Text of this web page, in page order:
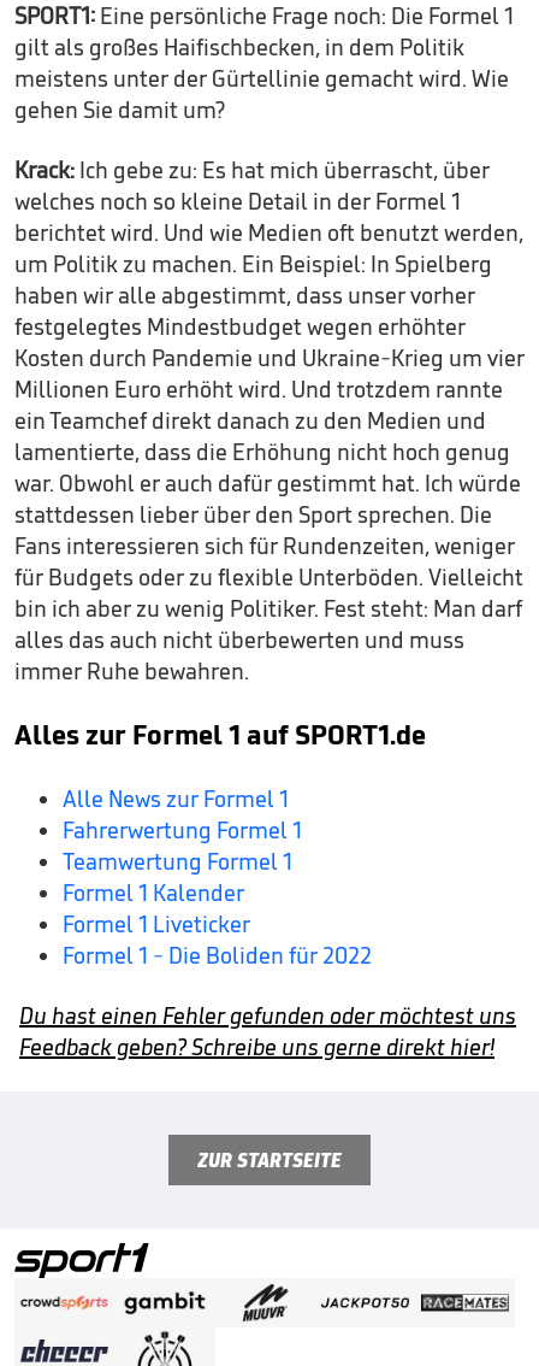
SPORT1: Eine persönliche Frage noch: Die Formel 1
gilt als großes Haifischbecken, in dem Politik
meistens unter der Gürtellinie gemacht wird. Wie
gehen Sie damit um?
Krack: Ich gebe zu: Es hat mich überrascht, über
welches noch so kleine Detail in der Formel 1
berichtet wird. Und wie Medien oft benutzt werden,
um Politik zu machen. Ein Beispiel: In Spielberg
haben wir alle abgestimmt, dass unser vorher
festgelegtes Mindestbudget wegen erhöhter
Kosten durch Pandemie und Ukraine-Krieg um vier
Millionen Euro erhöht wird. Und trotzdem rannte
ein Teamchef direkt danach zu den Medien und
lamentierte, dass die Erhöhung nicht hoch genug
war. Obwohl er auch dafür gestimmt hat. Ich würde
stattdessen lieber über den Sport sprechen. Die
Fans interessieren sich für Rundenzeiten, weniger
für Budgets oder zu flexible Unterböden. Vielleicht
bin ich aber zu wenig Politiker. Fest steht: Man darf
alles das auch nicht überbewerten und muss
immer Ruhe bewahren.
Alles zur Formel 1 auf SPORT1.de
Alle News zur Formel 1
Fahrerwertung Formel 1
Teamwertung Formel 1
Formel 1 Kalender
Formel 1 Liveticker
Formel 1 - Die Boliden für 2022
Du hast einen Fehler gefunden oder möchtest uns
Feedback geben? Schreibe uns gerne direkt hier!
ZUR STARTSEITE